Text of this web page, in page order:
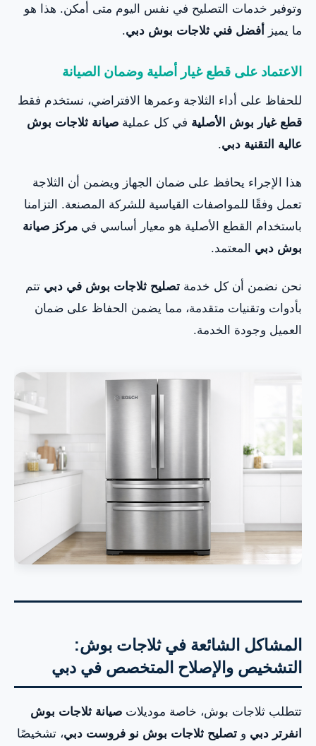
وتوفير خدمات التصليح في نفس اليوم متى أمكن. هذا هو
ما يميز
أفضل فني ثلاجات بوش دبي.
الاعتماد على قطع غيار أصلية وضمان الصيانة
للحفاظ على أداء الثلاجة وعمرها الافتراضي، نستخدم فقط
قطع غيار بوش الأصلية في كل عملية صيانة ثلاجات بوش
عالية التقنية دبي.
هذا الإجراء يحافظ على ضمان الجهاز ويضمن أن الثلاجة
تعمل وفقًا للمواصفات القياسية للشركة المصنعة. التزامنا
باستخدام القطع الأصلية هو معيار أساسي في مركز صيانة
بوش دبي المعتمد.
نحن نضمن أن كل خدمة تصليح ثلاجات بوش في دبي تتم
بأدوات وتقنيات متقدمة، مما يضمن الحفاظ على ضمان
العميل وجودة الخدمة.
المشاكل الشائعة في ثلاجات بوش:
التشخيص والإصلاح المتخصص في دبي
تتطلب ثلاجات بوش، خاصة موديلات صيانة ثلاجات بوش
انفرتر دبي و تصليح ثلاجات بوش نو فروست دبي، تشخيصًا